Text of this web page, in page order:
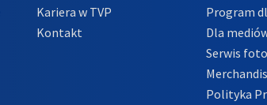
Kariera w TVP
Kontakt
Program
Dla
Serwis
Polityka